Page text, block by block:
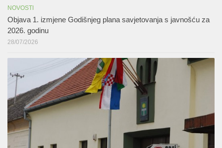
NOVOSTI
Objava 1. izmjene Godišnjeg plana savjetovanja s javnošću za
2026. godinu
28/07/2026